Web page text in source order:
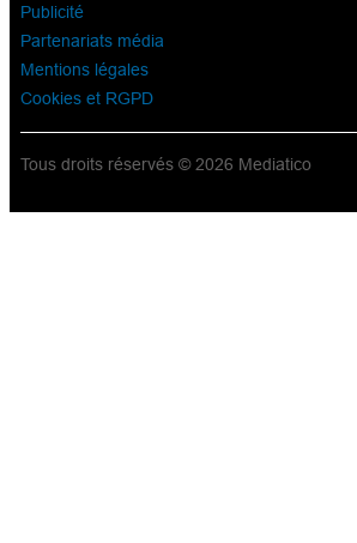
Publicité
Partenariats média
Mentions légales
Cookies et RGPD
Tous droits réservés © 2026 Mediatico